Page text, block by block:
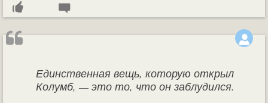
Единственная вещь, которую открыл
Колумб, — это то, что он заблудился.